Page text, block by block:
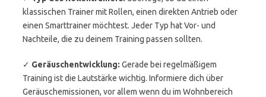
klassischen Trainer mit Rollen, einen direkten Antrieb oder
einen Smarttrainer möchtest. Jeder Typ hat Vor- und
Nachteile, die zu deinem Training passen sollten.
✓ Geräuschentwicklung: Gerade bei regelmäßigem
Training ist die Lautstärke wichtig. Informiere dich über
Geräuschemissionen, vor allem wenn du im Wohnbereich